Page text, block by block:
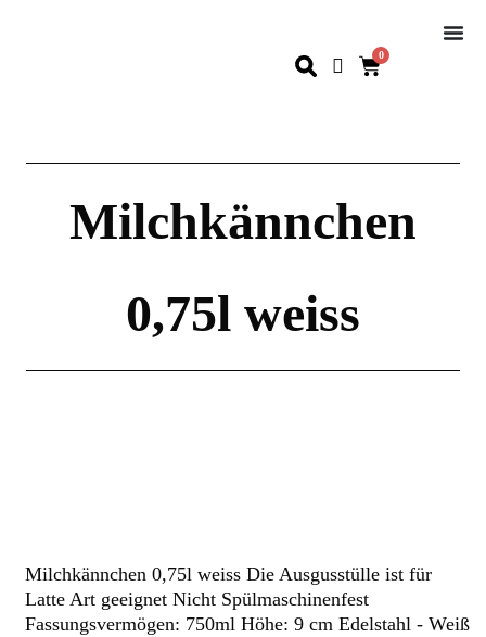
0
Milchkännchen
0,75l weiss
Milchkännchen 0,75l weiss Die Ausgusstülle ist für
Latte Art geeignet Nicht Spülmaschinenfest
Fassungsvermögen: 750ml Höhe: 9 cm Edelstahl - Weiß